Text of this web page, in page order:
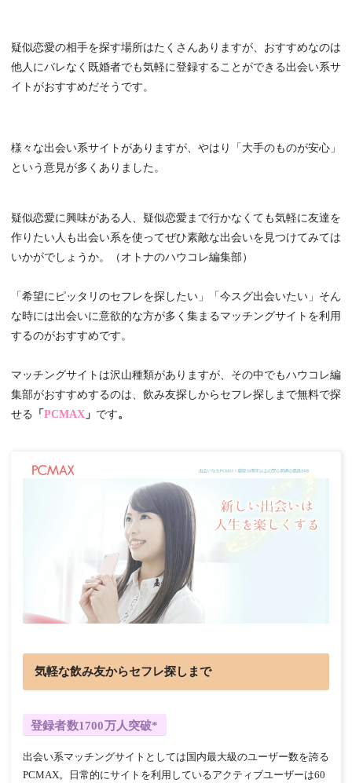
疑似恋愛の相手を探す場所はたくさんありますが、おすすめなのは
他人にバレなく既婚者でも気軽に登録することができる出会い系サ
イトがおすすめだそうです。
様々な出会い系サイトがありますが、やはり「大手のものが安心」
という意見が多くありました。
疑似恋愛に興味がある人、疑似恋愛まで行かなくても気軽に友達を
作りたい人も出会い系を使ってぜひ素敵な出会いを見つけてみては
いかがでしょうか。（オトナのハウコレ編集部）
「希望にピッタリのセフレを探したい」「今スグ出会いたい」そん
な時には出会いに意欲的な方が多く集まるマッチングサイトを利用
するのがおすすめです。
マッチングサイトは沢山種類がありますが、その中でもハウコレ編
集部がおすすめするのは、飲み友探しからセフレ探しまで無料で探
せる
「PCMAX 」 です。
気軽な飲み友からセフレ探しまで
登録者数1700万人突破*
出会い系マッチングサイトとしては国内最大級のユーザー数を誇る
PCMAX。日常的にサイトを利用しているアクティブユーザーは60